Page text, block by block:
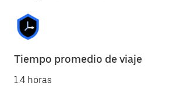
Tiempo promedio de viaje
1.4 horas